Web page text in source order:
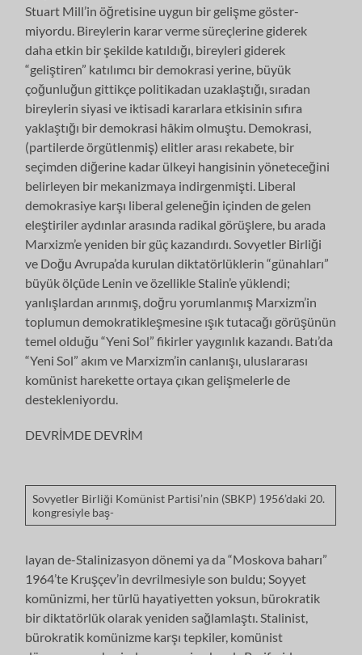
Stuart Mill’in öğretisine uygun bir gelişme göster­
miyordu. Bireylerin karar verme süreçlerine giderek
daha etkin bir şekilde ka­tıldığı, bireyleri giderek
“geliştiren” katılımcı bir demokrasi yerine, büyük
çoğunluğun gittikçe politikadan uzaklaştığı, sıradan
bireylerin siyasi ve iktisadi kararlara etkisinin sıfıra
yaklaştığı bir demokrasi hâkim olmuştu. Demokrasi,
(partilerde örgütlenmiş) elitler arası rekabete, bir
seçimden diğerine kadar ül­keyi hangisinin yöneteceğini
belirleyen bir mekanizmaya indirgenmişti. Libe­ral
demokrasiye karşı liberal geleneğin içinden de gelen
eleştiriler aydınlar ara­sında radikal görüşlere, bu arada
Marxizm’e yeniden bir güç kazandırdı. Sov­yetler Birliği
ve Doğu Avrupa’da kurulan diktatörlüklerin “günahları”
büyük öl­çüde Lenin ve özellikle Stalin’e yüklendi;
yanlışlardan arınmış, doğru yorum­lanmış Marxizm’in
toplumun demokratikleşmesine ışık tutacağı görüşünün
te­mel olduğu “Yeni Sol” fikirler yaygınlık kazandı. Batı’da
“Yeni Sol” akım ve Marxizm’in canlanışı, uluslararası
komünist harekette ortaya çıkan gelişmeler­le de
destekleniyordu.
DEVRİMDE DEVRİM
Sovyetler Birliği Komünist Partisi’nin (SBKP) 1956’daki 20.
kongresiyle baş-
layan de-Stalinizasyon dönemi ya da “Moskova baharı”
1964’te Kruşçev’in dev­rilmesiyle son buldu; Soyyet
komünizmi, her türlü hayatiyetten yoksun, bürok­ratik
bir diktatörlük olarak yeniden sağlamlaştı. Stalinist,
bürokratik komüniz­me karşı tepkiler, komünist